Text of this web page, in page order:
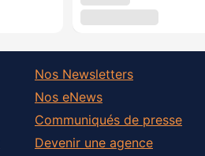
Nos Newsletters
Nos eNews
Communiqués de presse
Devenir une agence